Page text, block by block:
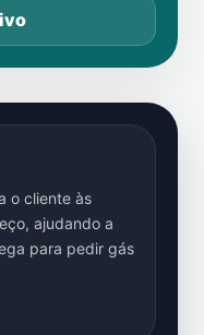
o cliente às
ajudando a
para pedir gás